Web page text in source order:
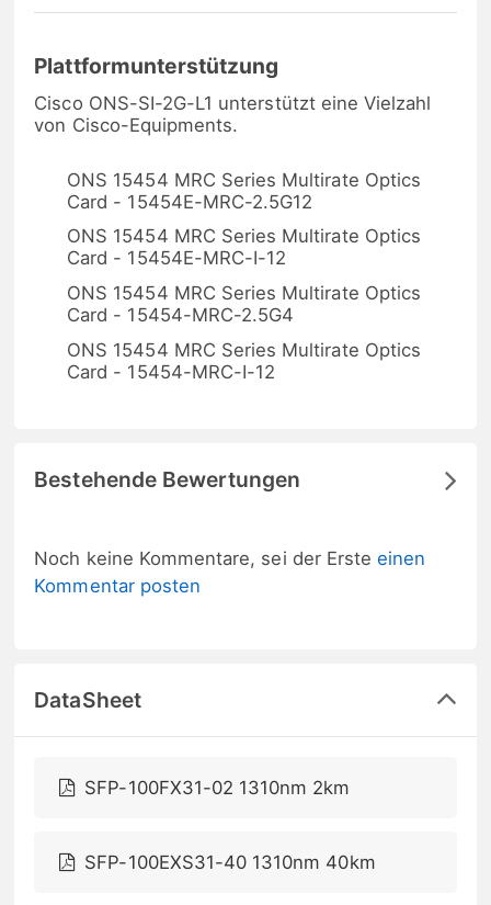
Plattformunterstützung
Cisco ONS-SI-2G-L1 unterstützt eine Vielzahl
von Cisco-Equipments.
ONS 15454 MRC Series Multirate Optics
Card - 15454E-MRC-2.5G12
ONS 15454 MRC Series Multirate Optics
Card - 15454E-MRC-I-12
ONS 15454 MRC Series Multirate Optics
Card - 15454-MRC-2.5G4
ONS 15454 MRC Series Multirate Optics
Card - 15454-MRC-I-12
Bestehende Bewertungen
Noch keine Kommentare, sei der Ersteeinen
Kommentar posten
DataSheet
SFP-100FX31-02 1310nm 2km
SFP-100EXS31-40 1310nm 40km